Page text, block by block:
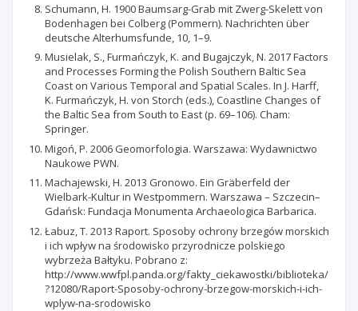
Schumann, H. 1900 Baumsarg-Grab mit Zwerg-Skelett von
Bodenhagen bei Colberg (Pommern). Nachrichten über
deutsche Alterhumsfunde, 10, 1–9.
Musielak, S., Furmańczyk, K. and Bugajczyk, N. 2017 Factors
and Processes Forming the Polish Southern Baltic Sea
Coast on Various Temporal and Spatial Scales. In J. Harff,
K. Furmańczyk, H. von Storch (eds.), Coastline Changes of
the Baltic Sea from South to East (p. 69–106). Cham:
Springer.
Migoń, P. 2006 Geomorfologia. Warszawa: Wydawnictwo
Naukowe PWN.
Machajewski, H. 2013 Gronowo. Ein Gräberfeld der
Wielbark-Kultur in Westpommern. Warszawa – Szczecin–
Gdańsk: Fundacja Monumenta Archaeologica Barbarica.
Łabuz, T. 2013 Raport. Sposoby ochrony brzegów morskich
i ich wpływ na środowisko przyrodnicze polskiego
wybrzeża Bałtyku. Pobrano z:
http://www.wwfpl.panda.org/fakty_ciekawostki/biblioteka/
?12080/Raport-Sposoby-ochrony-brzegow-morskich-i-ich-
wplyw-na-srodowisko